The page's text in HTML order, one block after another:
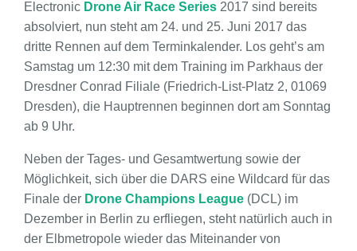
Electronic Drone Air Race Series 2017 sind bereits
absolviert, nun steht am 24. und 25. Juni 2017 das
dritte Rennen auf dem Terminkalender. Los geht’s am
Samstag um 12:30 mit dem Training im Parkhaus der
Dresdner Conrad Filiale (Friedrich-List-Platz 2, 01069
Dresden), die Hauptrennen beginnen dort am Sonntag
ab 9 Uhr.
Neben der Tages- und Gesamtwertung sowie der
Möglichkeit, sich über die DARS eine Wildcard für das
Finale der Drone Champions League (DCL) im
Dezember in Berlin zu erfliegen, steht natürlich auch in
der Elbmetropole wieder das Miteinander von